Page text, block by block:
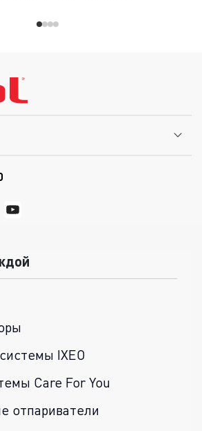
IXEO
Care For You
отпариватели